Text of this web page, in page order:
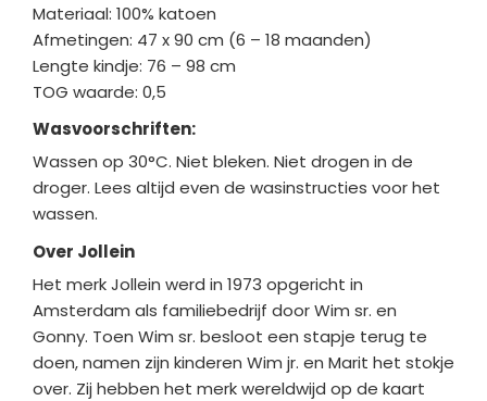
Materiaal: 100% katoen
Afmetingen: 47 x 90 cm (6 – 18 maanden)
Lengte kindje: 76 – 98 cm
TOG waarde: 0,5
Wasvoorschriften:
Wassen op 30°C. Niet bleken. Niet drogen in de
droger. Lees altijd even de wasinstructies voor het
wassen.
Over Jollein
Het merk Jollein werd in 1973 opgericht in
Amsterdam als familiebedrijf door Wim sr. en
Gonny. Toen Wim sr. besloot een stapje terug te
doen, namen zijn kinderen Wim jr. en Marit het stokje
over. Zij hebben het merk wereldwijd op de kaart